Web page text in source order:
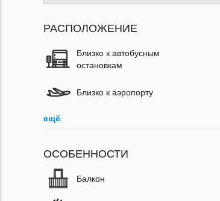
РАСПОЛОЖЕНИЕ
Близко к автобусным
остановкам
Близко к аэропорту
ещё
ОСОБЕННОСТИ
Балкон